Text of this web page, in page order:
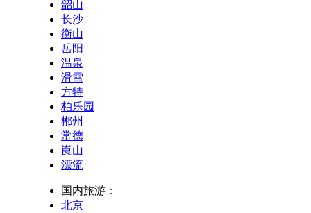
韶山
长沙
衡山
岳阳
温泉
滑雪
方特
柏乐园
郴州
常德
崀山
漂流
国内旅游：
北京